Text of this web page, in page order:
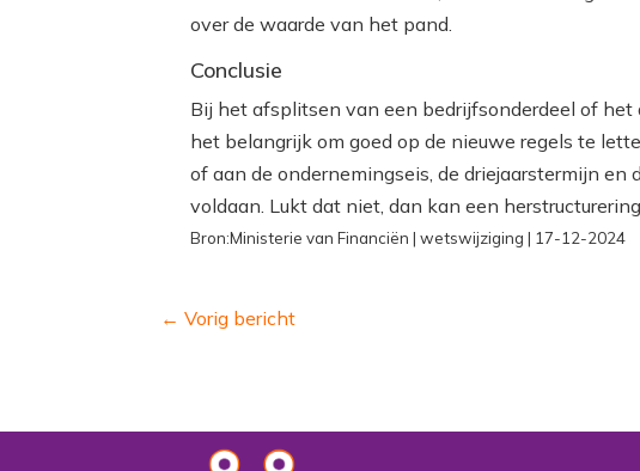
over de waarde van het pand.
Conclusie
Bij het afsplitsen van een bedrijfsonderdeel of het
het belangrijk om goed op de nieuwe regels te
of aan de ondernemingseis, de driejaarstermijn
voldaan. Lukt dat niet, dan kan een
Bron:Ministerie van Financiën | wetswijziging | 17-12-2024
←Vorig bericht